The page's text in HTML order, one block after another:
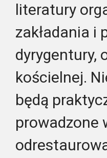
literatury
zakładania i
dyrygentury,
kościelnej.
będą
prowadzone